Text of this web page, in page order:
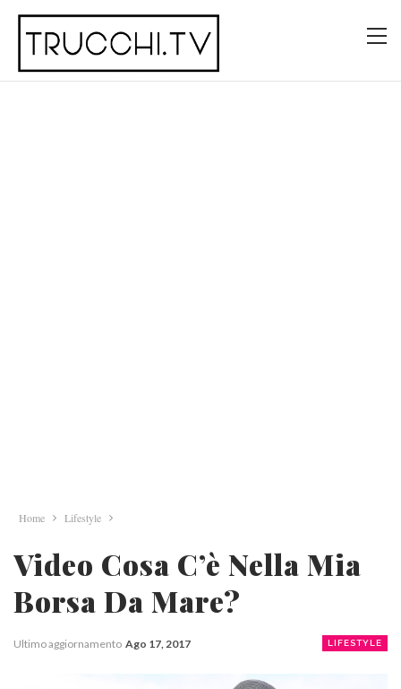
Home Lifestyle
Video Cosa C’è Nella Mia
Borsa Da Mare?
LIFESTYLE
Ultimo aggiornamento Ago 17, 2017